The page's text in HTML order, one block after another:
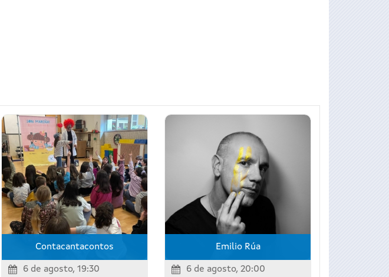
Contacantacontos
6 de agosto, 19:30
Emilio Rúa
6 de agosto, 20:00